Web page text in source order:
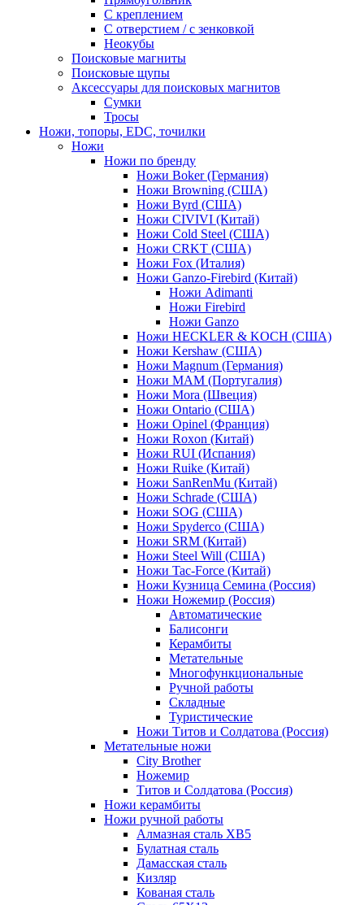
С креплением
С отверстием / с зенковкой
Неокубы
Поисковые магниты
Поисковые щупы
Аксессуары для поисковых магнитов
Сумки
Тросы
Ножи, топоры, EDC, точилки
Ножи
Ножи по бренду
Ножи Boker (Германия)
Ножи Browning (США)
Ножи Byrd (США)
Ножи CIVIVI (Китай)
Ножи Cold Steel (США)
Ножи CRKT (США)
Ножи Fox (Италия)
Ножи Ganzo-Firebird (Китай)
Ножи Adimanti
Ножи Firebird
Ножи Ganzo
Ножи HECKLER & KOCH (США)
Ножи Kershaw (США)
Ножи Magnum (Германия)
Ножи MAM (Португалия)
Ножи Mora (Швеция)
Ножи Ontario (США)
Ножи Opinel (Франция)
Ножи Roxon (Китай)
Ножи RUI (Испания)
Ножи Ruike (Китай)
Ножи SanRenMu (Китай)
Ножи Schrade (США)
Ножи SOG (США)
Ножи Spyderco (США)
Ножи SRM (Китай)
Ножи Steel Will (США)
Ножи Tac-Force (Китай)
Ножи Кузница Семина (Россия)
Ножи Ножемир (Россия)
Автоматические
Балисонги
Керамбиты
Метательные
Многофункциональные
Ручной работы
Складные
Туристические
Ножи Титов и Солдатова (Россия)
Метательные ножи
City Brother
Ножемир
Титов и Солдатова (Россия)
Ножи керамбиты
Ножи ручной работы
Алмазная сталь ХВ5
Булатная сталь
Дамасская сталь
Кизляр
Кованая сталь